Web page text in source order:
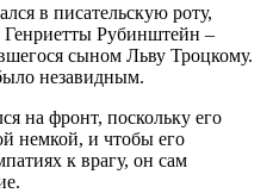
в писательскую роту,
Рубинштейн –
сыном Льву Троцкому.
незавидным.
на фронт, поскольку его
немкой, и чтобы его
к врагу, он сам